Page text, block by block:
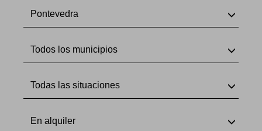
Pontevedra
Todos los municipios
Todas las situaciones
En alquiler